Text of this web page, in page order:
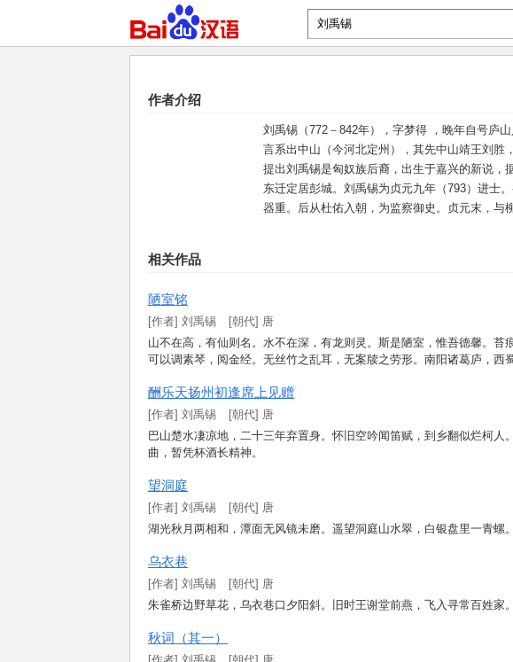
作者介绍
刘禹锡（772－842年），字梦得 ，晚年自号庐
言系出中山（今河北定州），其先中山靖王刘胜
提出刘禹锡是匈奴族后裔，出生于嘉兴的新说，
东迁定居彭城。刘禹锡为贞元九年（793）进士
器重。后从杜佑入朝，为监察御史。贞元末，
相关作品
陋室铭
[作者] 刘 禹锡
[朝代] 唐
山不在高 ， 有仙则 名 。 水不在深 ， 有龙则 灵 。 斯是陋室 ，惟吾德馨。 苔
可以调素琴 ， 阅金经。 无丝竹之乱耳 ， 无案牍之劳形。 南阳诸葛庐 ， 西
酬 乐天扬州初逢席 上 见赠
[作者] 刘 禹锡
[朝代] 唐
巴山楚水凄凉地 ， 二十三年弃置身。怀 旧 空吟闻笛赋 ， 到 乡翻似烂柯人 。
曲 ， 暂凭杯酒长精神。
望洞庭
[作者] 刘 禹锡
[朝代] 唐
湖光秋 月 两相和 ， 潭面无风镜未磨。 遥望洞庭山水翠 ， 白银盘里一青螺。
乌衣巷
[作者] 刘 禹锡
[朝代] 唐
朱雀桥边野草花 ， 乌衣巷口 夕阳斜。 旧 时王谢堂前燕 ， 飞入寻常百姓家。
秋词 （其一）